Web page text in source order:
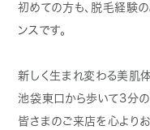
初めての方も、脱毛経験
ンスです。
新しく生まれ変わる美肌
池袋東口から歩いて3分の
皆さまのご来店を心より